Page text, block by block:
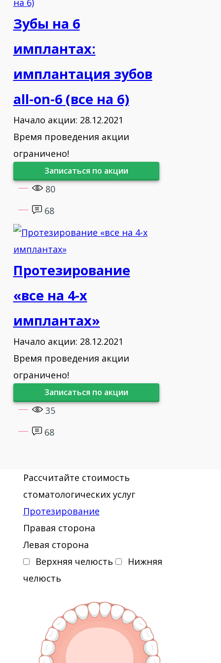
сегментарная остеотомия» — Жорж
хирургические методики в
имплантологии» — Паскаль
2017 - имплантационная система
Straumann:базовый курс — Макаров
Н.А., г. Москва, Россия
Зубы на 6
имплантах:
имплантация зубов
all-on-6 (все на 6)
Начало акции: 28.12.2021
Время проведения акции
ограничено!
Записаться по акции
80
68
Протезирование
«все на 4-х
имплантах»
Начало акции: 28.12.2021
Время проведения акции
ограничено!
Записаться по акции
35
68
Рассчитайте стоимость
стоматологических услуг
Протезирование
Правая сторона
Левая сторона
Верхняя челюсть
Нижняя
челюсть